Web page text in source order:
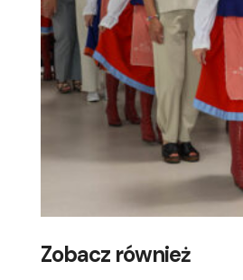
Zobacz również